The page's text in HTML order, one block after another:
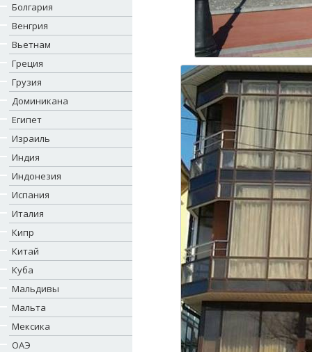
Болгария
Венгрия
Вьетнам
Греция
Грузия
Доминикана
Египет
Израиль
Индия
Индонезия
Испания
Италия
Кипр
Китай
Куба
Мальдивы
Мальта
Мексика
ОАЭ